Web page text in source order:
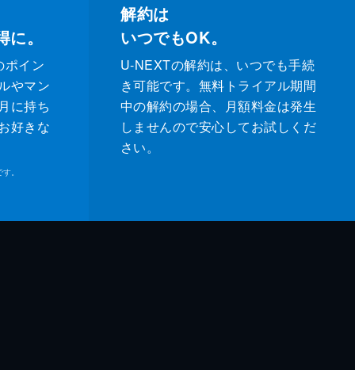
。
ポイン
やマン
に持ち
好きな
。
解約は
いつでもOK。
U-NEXTの解約は、いつでも手続
き可能です。無料トライアル期間
中の解約の場合、月額料金は発生
しませんので安心してお試しくだ
さい。